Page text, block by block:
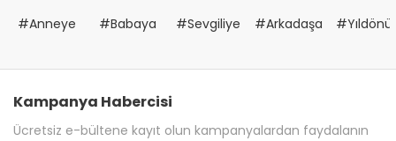
#Anneye #Babaya #Sevgiliye #Arkadaşa
Kampanya Habercisi
Ücretsiz e-bültene kayıt olun kampanyalardan faydalanın